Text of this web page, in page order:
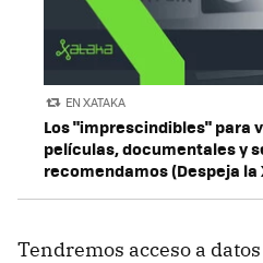
EN XATAKA
Los "imprescindibles" para
películas, documentales y
recomendamos (Despeja la
Tendremos acceso a